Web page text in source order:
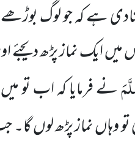
ہے کہ جو لوگ
ایک نماز پڑھ دیجئے
نے فرمایا کہ اب تو
وہاں نماز پڑھ لوں